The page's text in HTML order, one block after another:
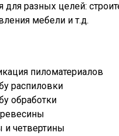
для разных целей:
мебели и т.д.
пиломатериалов
распиловки
обработки
и четвертины